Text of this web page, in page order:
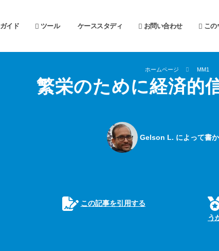
ガイド ツール ケーススタディ お問い合わせ この
ホームページ MM1
繁栄のために経済的
Gelson L. によって書
この記事を引用する
う